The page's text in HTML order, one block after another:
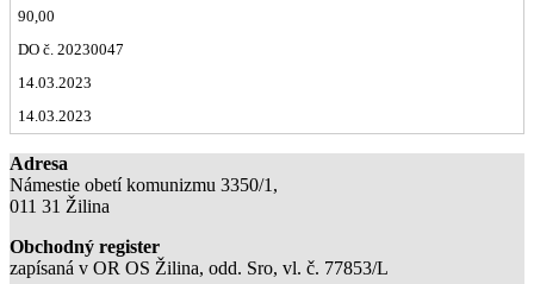
90,00
DO č. 20230047
14.03.2023
14.03.2023
Adresa
Námestie obetí komunizmu 3350/1,
011 31 Žilina
Obchodný register
zapísaná v OR OS Žilina, odd. Sro, vl. č. 77853/L